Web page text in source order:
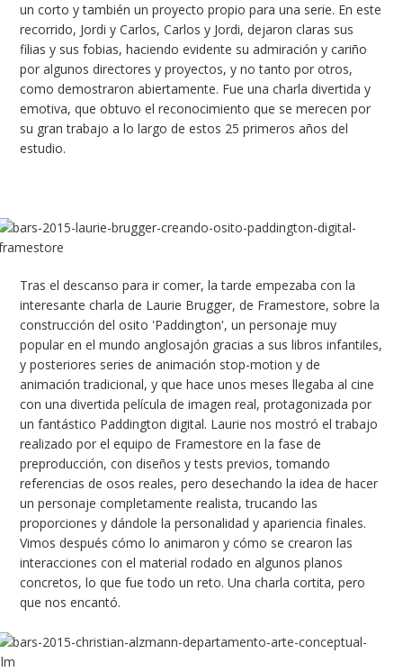
un corto y también un proyecto propio para una serie. En este
recorrido, Jordi y Carlos, Carlos y Jordi, dejaron claras sus
filias y sus fobias, haciendo evidente su admiración y cariño
por algunos directores y proyectos, y no tanto por otros,
como demostraron abiertamente. Fue una charla divertida y
emotiva, que obtuvo el reconocimiento que se merecen por
su gran trabajo a lo largo de estos 25 primeros años del
estudio.
Tras el descanso para ir comer, la tarde empezaba con la
interesante charla de Laurie Brugger, de Framestore, sobre la
construcción del osito 'Paddington', un personaje muy
popular en el mundo anglosajón gracias a sus libros infantiles,
y posteriores series de animación stop-motion y de
animación tradicional, y que hace unos meses llegaba al cine
con una divertida película de imagen real, protagonizada por
un fantástico Paddington digital. Laurie nos mostró el trabajo
realizado por el equipo de Framestore en la fase de
preproducción, con diseños y tests previos, tomando
referencias de osos reales, pero desechando la idea de hacer
un personaje completamente realista, trucando las
proporciones y dándole la personalidad y apariencia finales.
Vimos después cómo lo animaron y cómo se crearon las
interacciones con el material rodado en algunos planos
concretos, lo que fue todo un reto. Una charla cortita, pero
que nos encantó.